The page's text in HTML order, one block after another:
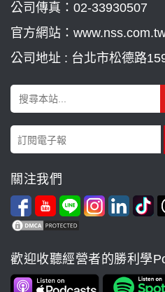
公司傳真：02-33930507
官方網站：
公司地址 : 台北市松德路
Search
for:
關注我們
歡迎收聽經營者的勝利學